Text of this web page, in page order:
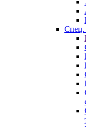
Спец.